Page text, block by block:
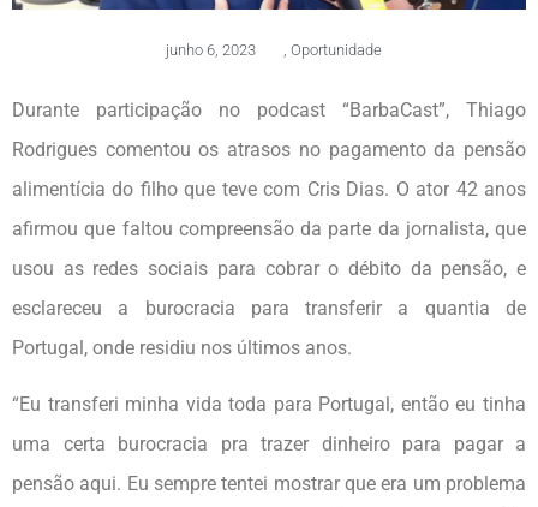
junho 6, 2023 , Oportunidade
Durante participação no podcast “BarbaCast”, Thiago
Rodrigues comentou os atrasos no pagamento da pensão
alimentícia do filho que teve com Cris Dias. O ator 42 anos
afirmou que faltou compreensão da parte da jornalista, que
usou as redes sociais para cobrar o débito da pensão, e
esclareceu a burocracia para transferir a quantia de
Portugal, onde residiu nos últimos anos.
“Eu transferi minha vida toda para Portugal, então eu tinha
uma certa burocracia pra trazer dinheiro para pagar a
pensão aqui. Eu sempre tentei mostrar que era um problema